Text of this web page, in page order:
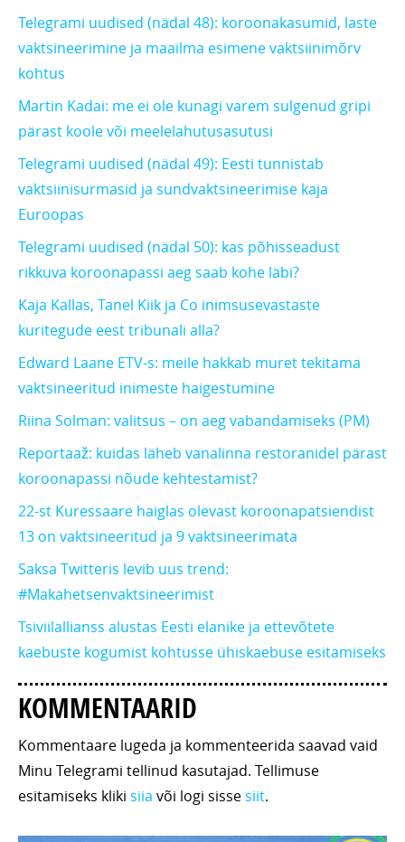
Telegrami uudised (nädal 48): koroonakasumid, laste
vaktsineerimine ja maailma esimene vaktsiinimõrv
kohtus
Martin Kadai: me ei ole kunagi varem sulgenud gripi
pärast koole või meelelahutusasutusi
Telegrami uudised (nädal 49): Eesti tunnistab
vaktsiinisurmasid ja sundvaktsineerimise kaja
Euroopas
Telegrami uudised (nädal 50): kas põhisseadust
rikkuva koroonapassi aeg saab kohe läbi?
Kaja Kallas, Tanel Kiik ja Co inimsusevastaste
kuritegude eest tribunali alla?
Edward Laane ETV-s: meile hakkab muret tekitama
vaktsineeritud inimeste haigestumine
Riina Solman: valitsus – on aeg vabandamiseks (PM)
Reportaaž: kuidas läheb vanalinna restoranidel pärast
koroonapassi nõude kehtestamist?
22-st Kuressaare haiglas olevast koroonapatsiendist
13 on vaktsineeritud ja 9 vaktsineerimata
Saksa Twitteris levib uus trend:
#Makahetsenvaktsineerimist
Tsiviilallianss alustas Eesti elanike ja ettevõtete
kaebuste kogumist kohtusse ühiskaebuse esitamiseks
KOMMENTAARID
Kommentaare lugeda ja kommenteerida saavad vaid
Minu Telegrami tellinud kasutajad. Tellimuse
esitamiseks kliki siia või logi sissesiit.